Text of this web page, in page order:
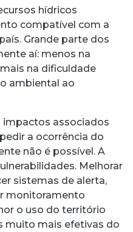
hídricos
compatível com a
Grande parte dos
aí: menos na
na dificuldade
ambiental ao
impactos associados
a ocorrência do
não é possível. A
Melhorar
sistemas de alerta,
monitoramento
o uso do território
muito mais efetivas do